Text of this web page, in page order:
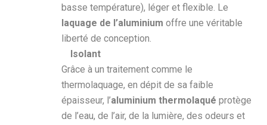
basse température), léger et flexible. Le
laquage de l’aluminium offre une véritable
liberté de conception.
Isolant
Grâce à un traitement comme le
thermolaquage, en dépit de sa faible
épaisseur, l’aluminium thermolaqué protège
de l’eau, de l’air, de la lumière, des odeurs et